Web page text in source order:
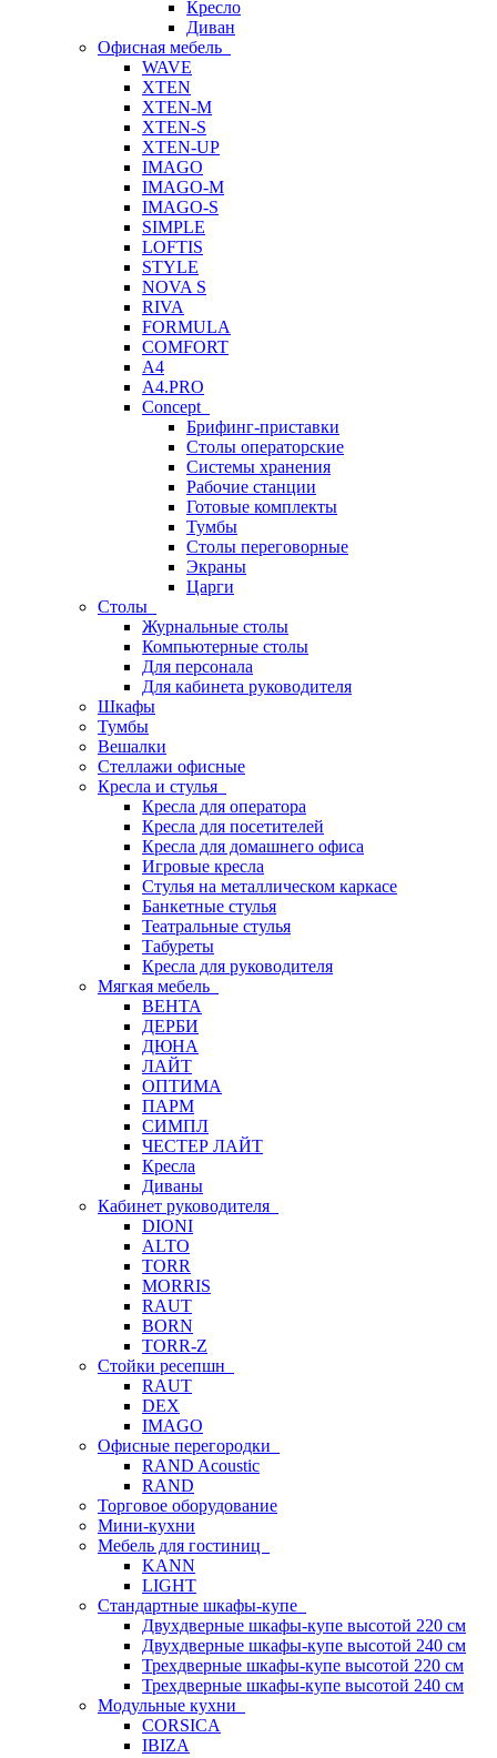
Кресло
Диван
Офисная мебель
WAVE
XTEN
XTEN-M
XTEN-S
XTEN-UP
IMAGO
IMAGO-M
IMAGO-S
SIMPLE
LOFTIS
STYLE
NOVA S
RIVA
FORMULA
COMFORT
A4
A4.PRO
Concept
Брифинг-приставки
Столы операторские
Системы хранения
Рабочие станции
Готовые комплекты
Тумбы
Столы переговорные
Экраны
Царги
Столы
Журнальные столы
Компьютерные столы
Для персонала
Для кабинета руководителя
Шкафы
Тумбы
Вешалки
Стеллажи офисные
Кресла и стулья
Кресла для оператора
Кресла для посетителей
Кресла для домашнего офиса
Игровые кресла
Стулья на металлическом каркасе
Банкетные стулья
Театральные стулья
Табуреты
Кресла для руководителя
Мягкая мебель
ВЕНТА
ДЕРБИ
ДЮНА
ЛАЙТ
ОПТИМА
ПАРМ
СИМПЛ
ЧЕСТЕР ЛАЙТ
Кресла
Диваны
Кабинет руководителя
DIONI
ALTO
TORR
MORRIS
RAUT
BORN
TORR-Z
Стойки ресепшн
RAUT
DEX
IMAGO
Офисные перегородки
RAND Acoustic
RAND
Торговое оборудование
Мини-кухни
Мебель для гостиниц
KANN
LIGHT
Стандартные шкафы-купе
Двухдверные шкафы-купе высотой 220 см
Двухдверные шкафы-купе высотой 240 см
Трехдверные шкафы-купе высотой 220 см
Трехдверные шкафы-купе высотой 240 см
Модульные кухни
CORSICA
IBIZA